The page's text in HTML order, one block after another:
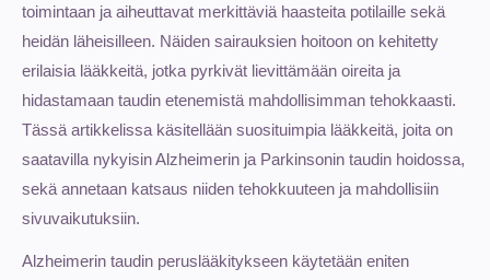
toimintaan ja aiheuttavat merkittäviä haasteita potilaille sekä
heidän läheisilleen. Näiden sairauksien hoitoon on kehitetty
erilaisia lääkkeitä, jotka pyrkivät lievittämään oireita ja
hidastamaan taudin etenemistä mahdollisimman tehokkaasti.
Tässä artikkelissa käsitellään suosituimpia lääkkeitä, joita on
saatavilla nykyisin Alzheimerin ja Parkinsonin taudin hoidossa,
sekä annetaan katsaus niiden tehokkuuteen ja mahdollisiin
sivuvaikutuksiin.
Alzheimerin taudin peruslääkitykseen käytetään eniten